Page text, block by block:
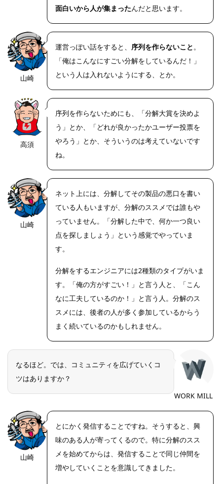
面白いから人が集まったんだと思います。
https://riseph
山崎
運営っぽい話をすると、 序列を作らないこと。
「俺はこんなにすごい分解をしているんだ！」
という人は入れないようにする、とか。
https://riseph
高須
序列を作らないためにも、「分解大賞を決めよ
う」とか、「どれが良かったかユーザー投票を
やろう」とか、そういうのは考えていないです
ね。
https://riseph
山崎
ネット上には、分解してその製品の悪口を書い
ている人もいますが、分解のススメでは誰もや
っていません。「分解した中で、何か一つ良い
点を探しましょう」という感覚でやっていま
す。
分解をするエンジニアには2種類のタイプがいま
す。「俺の方がすごい！」と言う人と、「こん
なに工夫しているのか！」と言う人。分解のス
スメには、後者の人が多く参加しているからう
まく続いているのかもしれません。
なるほど。では、コミュニティを広げていくコ
ツはありますか？
WORK MILL
https://riseph
山崎
とにかく発信することですね。そうすると、興
味のある人が寄ってくるので。特に分解のスス
メを始めてからは、発信することで同じ仲間を
増やしていくことを意識してきました。